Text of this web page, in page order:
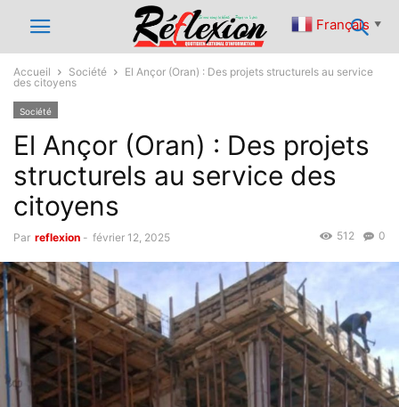
Accueil Société
El Ançor (Oran) : Des projets structurels au service
des citoyens
Société
El Ançor (Oran) : Des projets
structurels au service des
citoyens
Par reflexion - février 12, 2025 0
512
Français ▼